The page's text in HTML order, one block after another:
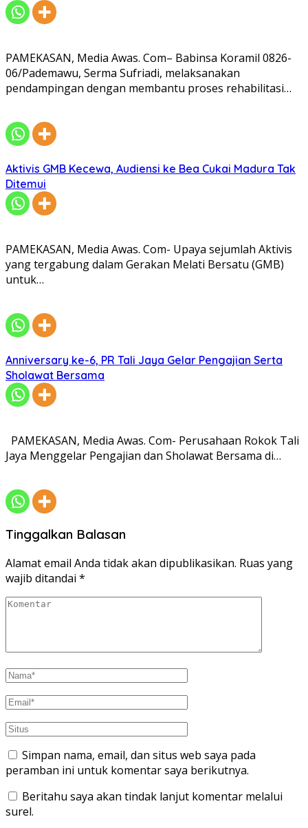
PAMEKASAN, Media Awas. Com– Babinsa Koramil 0826-
06/Pademawu, Serma Sufriadi, melaksanakan
pendampingan dengan membantu proses rehabilitasi…
Aktivis GMB Kecewa, Audiensi ke Bea Cukai Madura Tak
Ditemui
PAMEKASAN, Media Awas. Com- Upaya sejumlah Aktivis
yang tergabung dalam Gerakan Melati Bersatu (GMB)
untuk…
Anniversary ke-6, PR Tali Jaya Gelar Pengajian Serta
Sholawat Bersama
PAMEKASAN, Media Awas. Com- Perusahaan Rokok Tali
Jaya Menggelar Pengajian dan Sholawat Bersama di…
Tinggalkan Balasan
Alamat email Anda tidak akan dipublikasikan. Ruas yang
wajib ditandai *
Simpan nama, email, dan situs web saya pada
peramban ini untuk komentar saya berikutnya.
Beritahu saya akan tindak lanjut komentar melalui
surel.